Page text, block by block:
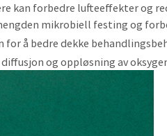
kan forbedre lufteeffekter og
mikrobiell festing og
for å bedre dekke
og oppløsning av